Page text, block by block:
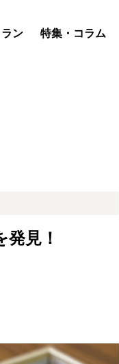
ン 特集・コラム
見！